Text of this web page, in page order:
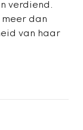
verdiend.
meer dan
van haar